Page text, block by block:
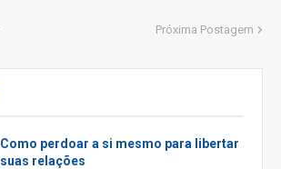
Próxima Postagem
Como perdoar a si mesmo para libertar
suas relações